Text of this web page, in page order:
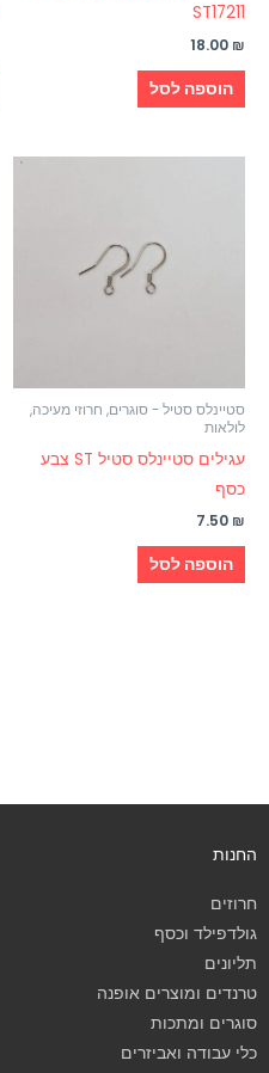
ST17211
18.00 ₪
הוספה לסל
סטיינלס סטיל - סוגרים, חרוזי מעיכה,
לולאות
עגילים סטיינלס סטיל ST צבע
כסף
7.50 ₪
הוספה לסל
החנות
חרוזים
גולדפילד וכסף
תליונים
טרנדים ומוצרים אופנה
סוגרים ומתכות
כלי עבודה ואביזרים